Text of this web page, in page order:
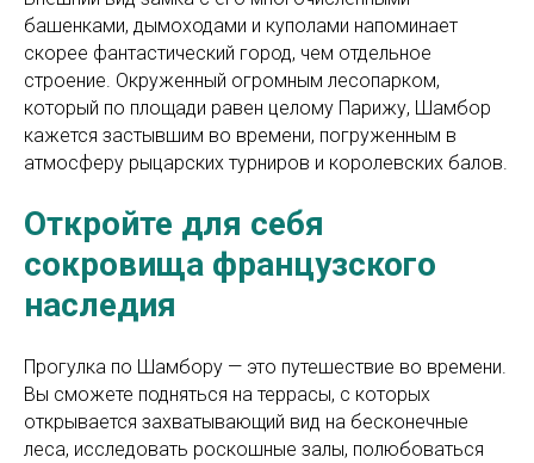
башенками, дымоходами и куполами напоминает
скорее фантастический город, чем отдельное
строение. Окруженный огромным лесопарком,
который по площади равен целому Парижу, Шамбор
кажется застывшим во времени, погруженным в
атмосферу рыцарских турниров и королевских балов.
Откройте для себя
сокровища французского
наследия
Прогулка по Шамбору — это путешествие во времени.
Вы сможете подняться на террасы, с которых
открывается захватывающий вид на бесконечные
леса, исследовать роскошные залы, полюбоваться